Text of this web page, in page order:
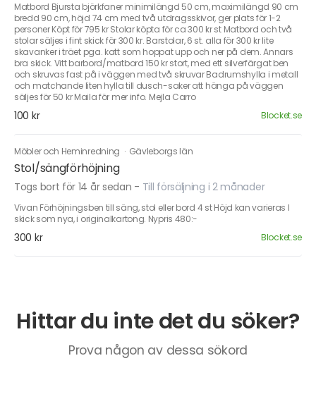
Matbord Bjursta björkfaner minimilängd 50 cm, maximilängd 90 cm
bredd 90 cm, höjd 74 cm med två utdragsskivor, ger plats för 1-2
personer Köpt för 795 kr Stolar köpta för ca 300 kr st Matbord och två
stolar säljes i fint skick för 300 kr. Barstolar, 6 st. alla för 300 kr lite
skavanker i träet pga. katt som hoppat upp och ner på dem. Annars
bra skick. Vitt barbord/matbord 150 kr stort, med ett silverfärgat ben
och skruvas fast på i väggen med två skruvar Badrumshylla i metall
och matchande liten hylla till dusch-saker att hänga på väggen
säljes för 50 kr Maila för mer info. Mejla Carro
100 kr Blocket.se
Möbler och Heminredning · Gävleborgs län
Stol/sängförhöjning
Togs bort för 14 år sedan - Till försäljning i 2 månader
Vivan Förhöjningsben till säng, stol eller bord 4 st Höjd kan varieras I
skick som nya, i originalkartong. Nypris 480:-
300 kr Blocket.se
Hittar du inte det du söker?
Prova någon av dessa sökord